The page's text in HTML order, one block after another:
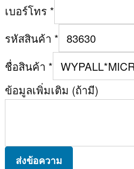
เบอร์โทร *
รหัสสินค้า *
ชื่อสินค้า *
ข้อมูลเพิ่มเติม (ถ้ามี)
ส่งข้อความ